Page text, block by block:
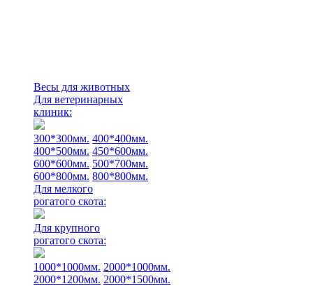
Весы для животных
Для ветеринарных
клиник:
300*300мм. 400*400мм.
400*500мм. 450*600мм.
600*600мм. 500*700мм.
600*800мм. 800*800мм.
Для мелкого
рогатого скота:
Для крупного
рогатого скота:
1000*1000мм. 2000*1000мм.
2000*1200мм. 2000*1500мм.